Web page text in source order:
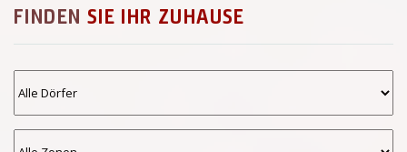
FINDEN SIE IHR ZUHAUSE